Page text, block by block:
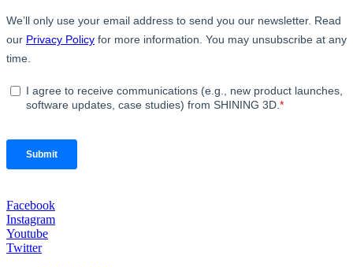
Facebook
Instagram
Youtube
Twitter